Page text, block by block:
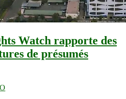
Watch rapporte des
de présumés